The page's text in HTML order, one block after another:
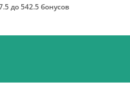
до 542.5 бонусов